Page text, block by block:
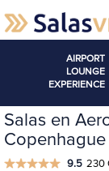
AIRPORT
LOUNGE
EXPERIENCE
Salas en
Copenhague
9.5 230